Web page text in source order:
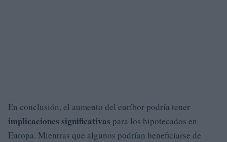
En conclusión, el aumento del euríbor podría tener
implicaciones significativas para los hipotecados en
Europa. Mientras que algunos podrían beneficiarse de